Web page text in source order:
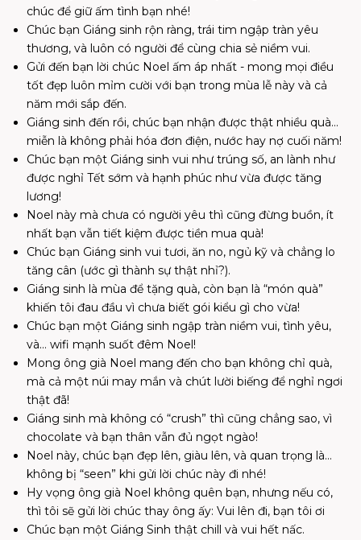
chúc để giữ ấm tình bạn nhé!
Chúc bạn Giáng sinh rộn ràng, trái tim ngập tràn yêu
thương, và luôn có người để cùng chia sẻ niềm vui.
Gửi đến bạn lời chúc Noel ấm áp nhất - mong mọi điều
tốt đẹp luôn mỉm cười với bạn trong mùa lễ này và cả
năm mới sắp đến.
Giáng sinh đến rồi, chúc bạn nhận được thật nhiều quà…
miễn là không phải hóa đơn điện, nước hay nợ cuối năm!
Chúc bạn một Giáng sinh vui như trúng số, an lành như
được nghỉ Tết sớm và hạnh phúc như vừa được tăng
lương!
Noel này mà chưa có người yêu thì cũng đừng buồn, ít
nhất bạn vẫn tiết kiệm được tiền mua quà!
Chúc bạn Giáng sinh vui tươi, ăn no, ngủ kỹ và chẳng lo
tăng cân (ước gì thành sự thật nhỉ?).
Giáng sinh là mùa để tặng quà, còn bạn là “món quà”
khiến tôi đau đầu vì chưa biết gói kiểu gì cho vừa!
Chúc bạn một Giáng sinh ngập tràn niềm vui, tình yêu,
và… wifi mạnh suốt đêm Noel!
Mong ông già Noel mang đến cho bạn không chỉ quà,
mà cả một núi may mắn và chút lười biếng để nghỉ ngơi
thật đã!
Giáng sinh mà không có “crush” thì cũng chẳng sao, vì
chocolate và bạn thân vẫn đủ ngọt ngào!
Noel này, chúc bạn đẹp lên, giàu lên, và quan trọng là…
không bị “seen” khi gửi lời chúc này đi nhé!
Hy vọng ông già Noel không quên bạn, nhưng nếu có,
thì tôi sẽ gửi lời chúc thay ông ấy: Vui lên đi, bạn tôi ơi
Chúc bạn một Giáng Sinh thật chill và vui hết nấc.